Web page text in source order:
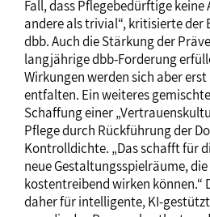
Fall, dass Pflegebedürftige
andere als trivial“, kritisierte der
dbb. Auch die Stärkung der
langjährige dbb-Forderung
Wirkungen werden sich aber
entfalten. Ein weiteres
Schaffung einer
Pflege durch Rückführung der
Kontrolldichte. „Das schafft für
neue Gestaltungsspielräume,
kostentreibend wirken können.“
daher für intelligente, KI-